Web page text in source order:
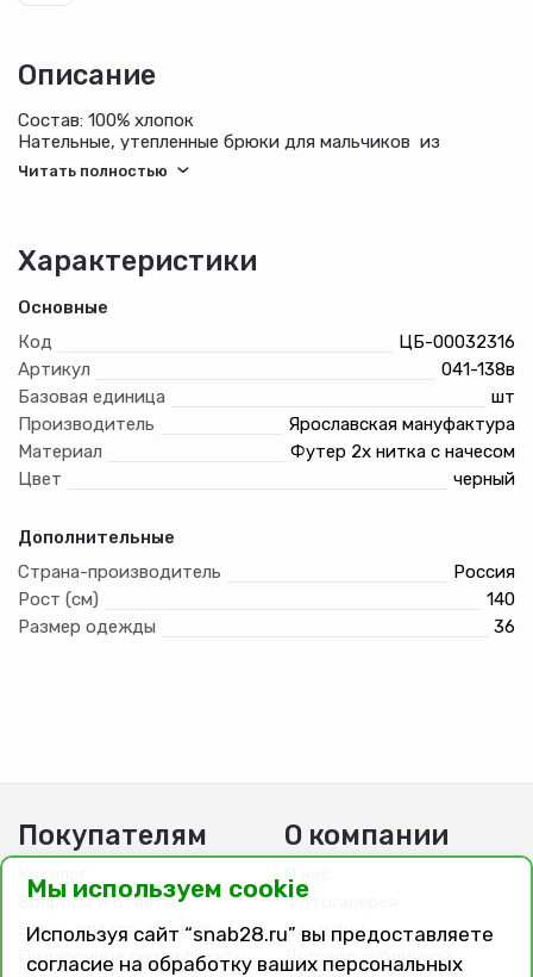
Описание
Состав: 100% хлопок
Нательные, утепленные брюки для мальчиков из
мягкого, ворсованного хлопкового полотна на
Характеристики
Основные
Код
ЦБ-00032316
Артикул
041-138в
Базовая единица
шт
Производитель
Ярославская мануфактура
Материал
Футер 2х нитка с начесом
Цвет
черный
Дополнительные
Страна-производитель
Россия
Рост (см)
140
Размер одежды
36
Покупателям
Каталог
Вопросы и ответы
Заказ, оплата, доставка
Подарочные сертификаты
О компании
О нас
Фотогалерея
Вакансии
Договор публичной
Мы используем cookie
Используя сайт “snab28.ru” вы предоставляете
согласие на обработку ваших персональных